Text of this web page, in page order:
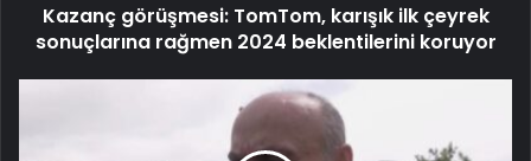
Kazanç görüşmesi: TomTom, karışık ilk çeyrek
sonuçlarına rağmen 2024 beklentilerini koruyor